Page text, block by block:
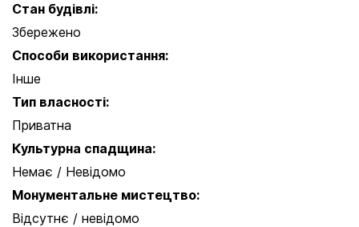
Стан будівлі:
Збережено
Способи використання:
Інше
Тип власності:
Приватна
Культурна спадщина:
Немає / Невідомо
Монументальне мистецтво:
Відсутнє / невідомо